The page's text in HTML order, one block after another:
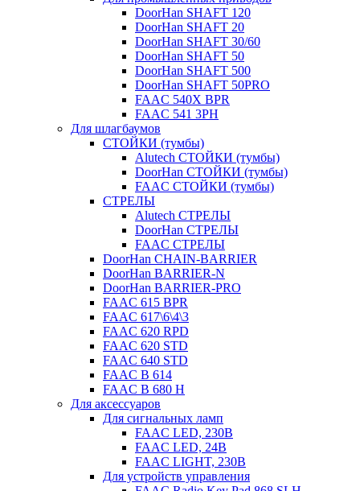
DoorHan SHAFT 120
DoorHan SHAFT 20
DoorHan SHAFT 30/60
DoorHan SHAFT 50
DoorHan SHAFT 500
DoorHan SHAFT 50PRO
FAAC 540X BPR
FAAC 541 3PH
Для шлагбаумов
СТОЙКИ (тумбы)
Alutech СТОЙКИ (тумбы)
DoorHan СТОЙКИ (тумбы)
FAAC СТОЙКИ (тумбы)
СТРЕЛЫ
Alutech СТРЕЛЫ
DoorHan СТРЕЛЫ
FAAC СТРЕЛЫ
DoorHan CHAIN-BARRIER
DoorHan BARRIER-N
DoorHan BARRIER-PRO
FAAC 615 BPR
FAAC 617\6\4\3
FAAC 620 RPD
FAAC 620 STD
FAAC 640 STD
FAAC B 614
FAAC B 680 H
Для аксессуаров
Для сигнальных ламп
FAAC LED, 230B
FAAC LED, 24B
FAAC LIGHT, 230B
Для устройств управления